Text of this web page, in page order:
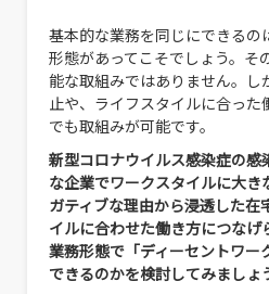
基本的な業務を同じにできるの
形態があってこそでしょう。そ
能な取組みではありません。し
止や、ライフスタイルに合っ
でも取組みが可能です。
新型コロナウイルス感染症の感
な企業でワークスタイルに大
ガティブな理由から浸透した在
イルに合わせた働き方につなげ
業務形態で「ディーセントワー
できるのかを検討してみましょ